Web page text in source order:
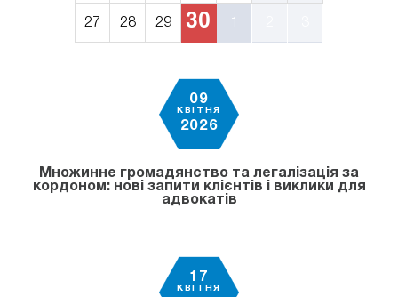
27 28 29 30 1
09
КВІТНЯ
2026
Множинне громадянство та легалізація за
кордоном: нові запити клієнтів і виклики для
адвокатів
17
КВІТНЯ